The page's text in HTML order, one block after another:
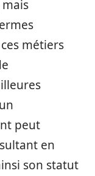
métiers
peut
en
son statut